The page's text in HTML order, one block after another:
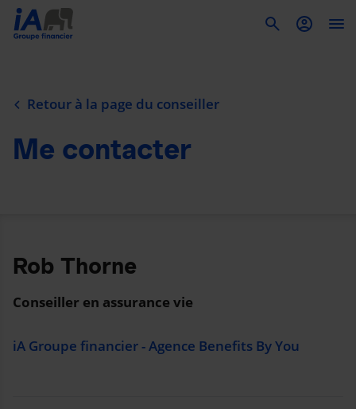
Retour à la page du conseiller
Me contacter
Rob Thorne
Conseiller en assurance vie
iA Groupe financier - Agence Benefits By You